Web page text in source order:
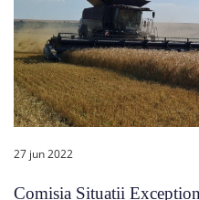
27 jun 2022
Comisia Situații